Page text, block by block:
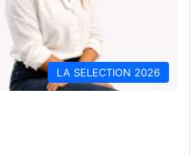
LA SELECTION 2026